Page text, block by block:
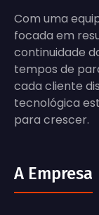
Com uma
focada em
continuidade
tempos de
cada cliente
tecnológica
para crescer.
A Empresa